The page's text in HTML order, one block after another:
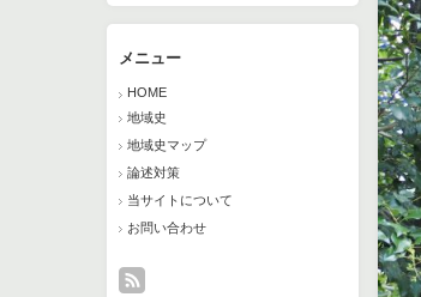
メニュー
HOME
地域史
地域史マップ
論述対策
当サイトについて
お問い合わせ